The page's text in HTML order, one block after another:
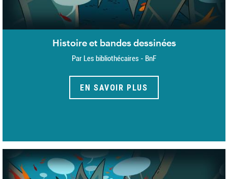
Histoire et bandes dessinées
Par Les bibliothécaires - BnF
EN SAVOIR PLUS